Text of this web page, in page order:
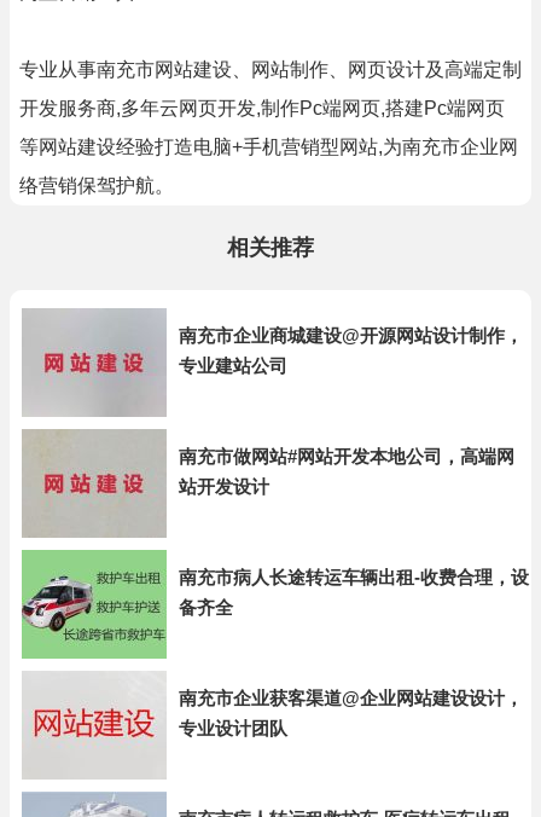
专业从事南充市网站建设、网站制作、网页设计及高端定制
开发服务商,多年云网页开发,制作Pc端网页,搭建Pc端网页
等网站建设经验打造电脑+手机营销型网站,为南充市企业网
络营销保驾护航。
相关推荐
南充市企业商城建设@开源网站设计制作，
专业建站公司
南充市做网站#网站开发本地公司，高端网
站开发设计
南充市病人长途转运车辆出租-收费合理，设
备齐全
南充市企业获客渠道@企业网站建设设计，
专业设计团队